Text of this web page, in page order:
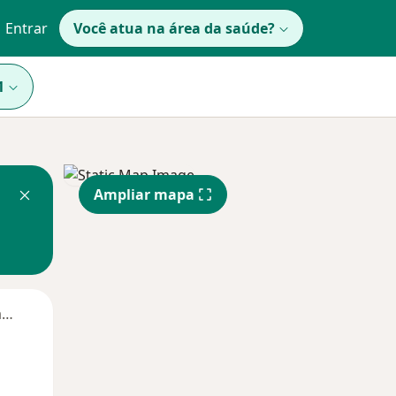
Entrar Você atua na área da saúde?
Segunda-feira
Ampliar mapa